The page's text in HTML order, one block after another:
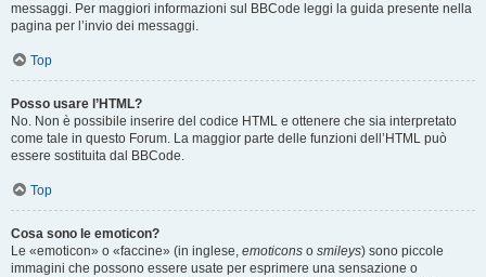
messaggi. Per maggiori informazioni sul BBCode leggi la guida presente nella
pagina per l’invio dei messaggi.
Top
Posso usare l’HTML?
No. Non è possibile inserire del codice HTML e ottenere che sia interpretato
come tale in questo Forum. La maggior parte delle funzioni dell’HTML può
essere sostituita dal BBCode.
Top
Cosa sono le emoticon?
Le «emoticon» o «faccine» (in inglese, emoticons o smileys) sono piccole
immagini che possono essere usate per esprimere una sensazione o